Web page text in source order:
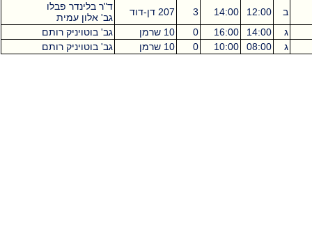
ב
12:00
14:00
3 207 דן-דוד
ד"ר בלינדר פבלו
גב' אלון עמית
ג
14:00
16:00
0 10 שרמן
גב' בוטויניק רותם
ג
08:00
10:00
0 10 שרמן גב' בוטויניק רותם